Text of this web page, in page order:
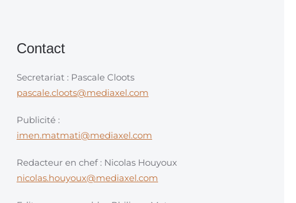
Contact
Secretariat : Pascale Cloots
pascale.cloots@mediaxel.com
Publicité :
imen.matmati@mediaxel.com
Redacteur en chef : Nicolas Houyoux
nicolas.houyoux@mediaxel.com